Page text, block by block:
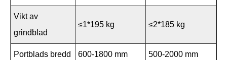
Vikt av
grindblad
≤1*195 kg ≤2*185 kg
Portblads bredd 600-1800 mm 500-2000 mm